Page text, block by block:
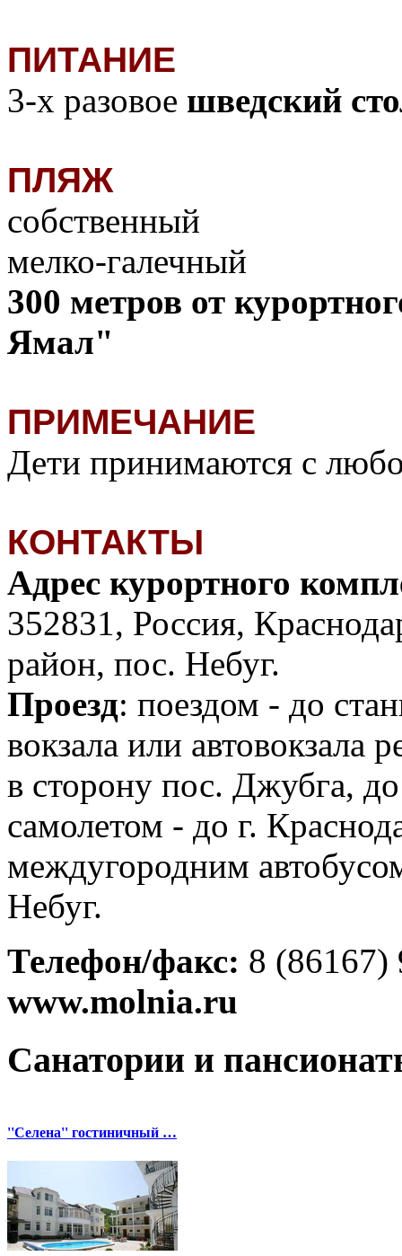
ПИТАНИЕ
3-х разовое шведский
ПЛЯЖ
собственный
мелко-галечный
300 метров от
Ямал"
ПРИМЕЧАНИЕ
Дети принимаются с
КОНТАКТЫ
Адрес курортного
352831, Россия,
район, пос. Небуг.
Проезд: поездом - до
вокзала или автовокзала
в сторону пос. Джубга,
самолетом - до г.
междугородним
Небуг.
Телефон/факс: 8 (86167)
www.molnia.ru
Санатории и
''Селена'' гостиничный …